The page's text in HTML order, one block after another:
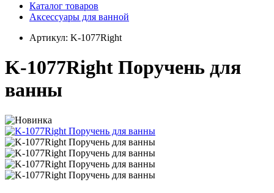
Каталог товаров
Аксессуары для ванной
Артикул: K-1077Right
K-1077Right Поручень для
ванны